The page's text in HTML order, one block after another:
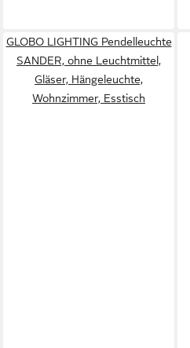
GLOBO LIGHTING Pendelleuchte
SANDER, ohne Leuchtmittel,
Gläser, Hängeleuchte,
Wohnzimmer, Esstisch